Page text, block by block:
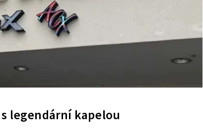
legendární kapelou